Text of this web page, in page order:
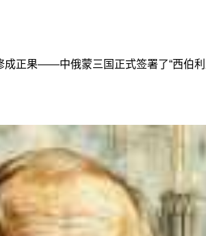
正果——中俄蒙三国正式签署了“西伯